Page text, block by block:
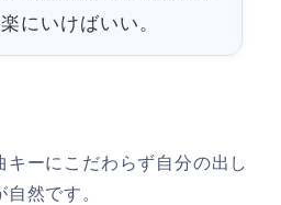
にいけばいい。
ーにこだわらず自分の出し
然です。